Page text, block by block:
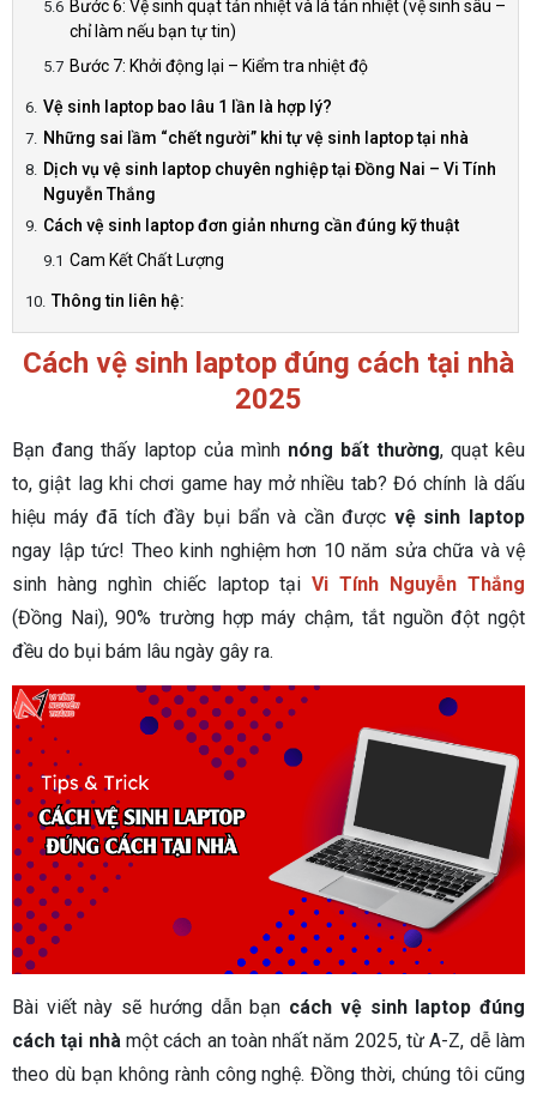
Bước 6: Vệ sinh quạt tản nhiệt và lá tản nhiệt (vệ sinh sâu –
chỉ làm nếu bạn tự tin)
Bước 7: Khởi động lại – Kiểm tra nhiệt độ
Vệ sinh laptop bao lâu 1 lần là hợp lý?
Những sai lầm “chết người” khi tự vệ sinh laptop tại nhà
Dịch vụ vệ sinh laptop chuyên nghiệp tại Đồng Nai – Vi Tính
Nguyễn Thắng
Cách vệ sinh laptop đơn giản nhưng cần đúng kỹ thuật
Cam Kết Chất Lượng
Thông tin liên hệ:
Cách vệ sinh laptop đúng cách tại nhà
2025
Bạn đang thấy laptop của mình nóng bất thường, quạt kêu
to, giật lag khi chơi game hay mở nhiều tab? Đó chính là dấu
hiệu máy đã tích đầy bụi bẩn và cần được vệ sinh laptop
ngay lập tức! Theo kinh nghiệm hơn 10 năm sửa chữa và vệ
sinh hàng nghìn chiếc laptop tạiVi Tính Nguyễn Thắng
(Đồng Nai), 90% trường hợp máy chậm, tắt nguồn đột ngột
đều do bụi bám lâu ngày gây ra.
Bài viết này sẽ hướng dẫn bạn cách vệ sinh laptop đúng
cách tại nhà một cách an toàn nhất năm 2025, từ A-Z, dễ làm
theo dù bạn không rành công nghệ. Đồng thời, chúng tôi cũng